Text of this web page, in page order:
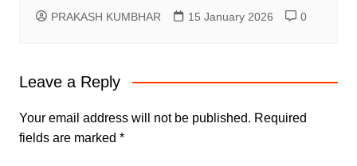
PRAKASH KUMBHAR 15 January 2026 0
Leave a Reply
Your email address will not be published. Required
fields are marked *